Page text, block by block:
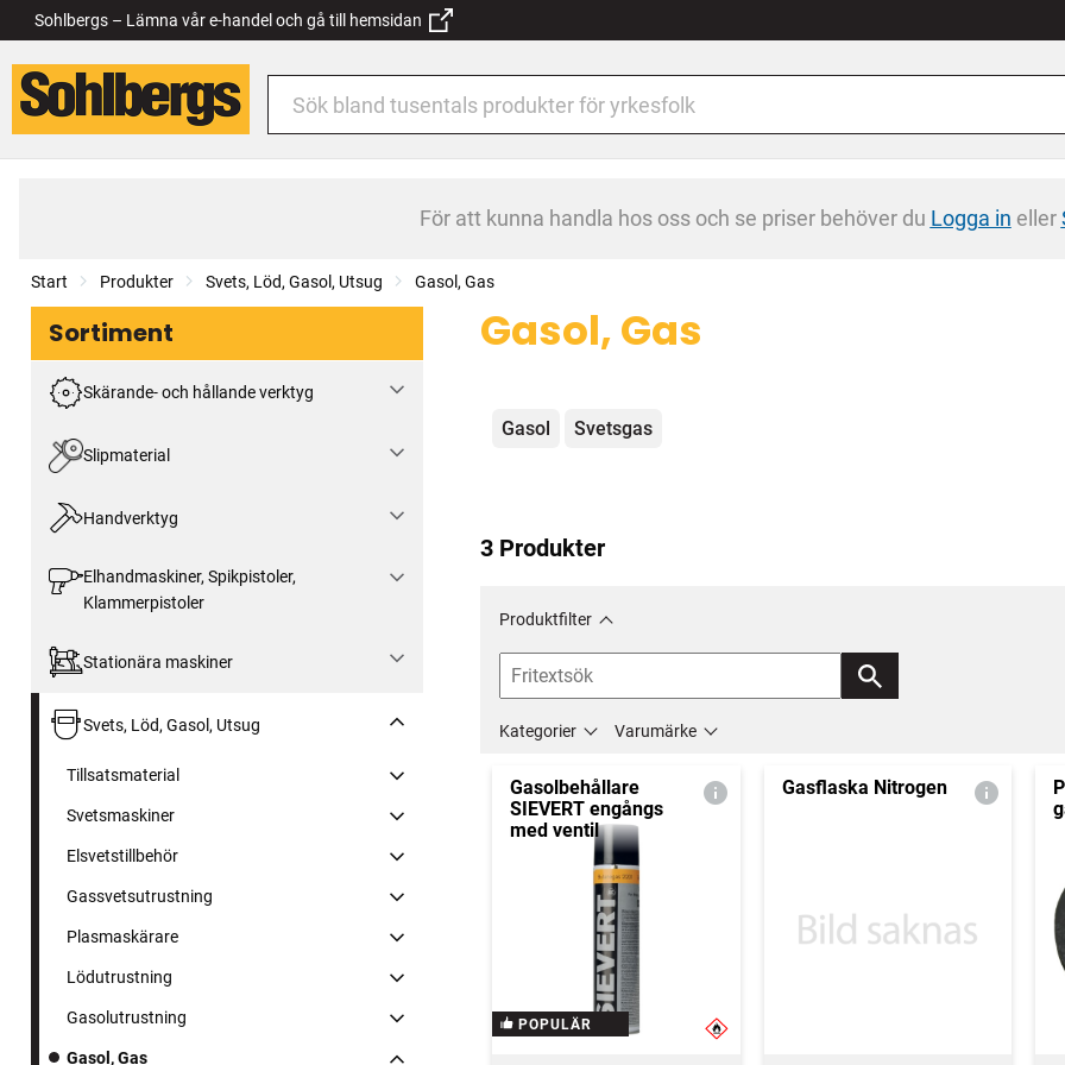
Sohlbergs – Lämna vår e-handel och gå till hemsidan
För att kunna handla hos oss och se priser behöver du Logga in eller
Start Produkter Svets, Löd, Gasol, Utsug Gasol, Gas
Sortiment
Skärande- och hållande verktyg
Slipmaterial
Handverktyg
Elhandmaskiner, Spikpistoler,
Klammerpistoler
Stationära maskiner
Svets, Löd, Gasol, Utsug
Tillsatsmaterial
Svetsmaskiner
Elsvetstillbehör
Gassvetsutrustning
Plasmaskärare
Lödutrustning
Gasolutrustning
Gasol, Gas
Gasol, Gas
Kategorier
Gasol Svetsgas
3 Produkter
Produktfilter
Kategorier Varumärke
Gasolbehållare
SIEVERT engångs
med ventil
POPULÄR
Gasflaska Nitrogen